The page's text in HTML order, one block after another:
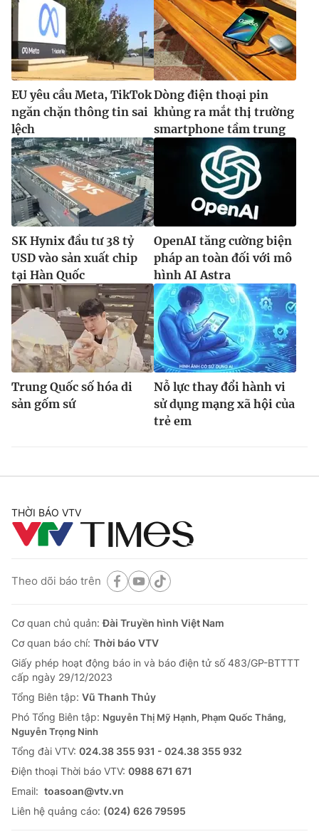
EU yêu cầu Meta, TikTok
ngăn chặn thông tin sai
lệch
Dòng điện thoại pin
khủng ra mắt thị trường
smartphone tầm trung
SK Hynix đầu tư 38 tỷ
USD vào sản xuất chip
tại Hàn Quốc
OpenAI tăng cường biện
pháp an toàn đối với mô
hình AI Astra
Trung Quốc số hóa di
sản gốm sứ
Nỗ lực thay đổi hành vi
sử dụng mạng xã hội của
trẻ em
THỜI BÁO VTV
Theo dõi báo trên
Cơ quan chủ quản:Đài Truyền hình Việt Nam
Cơ quan báo chí: Thời báo VTV
Giấy phép hoạt động báo in và báo điện tử số 483/GP-BTTTT
cấp ngày 29/12/2023
Tổng Biên tập: Vũ Thanh Thủy
Phó Tổng Biên tập: Nguyễn Thị Mỹ Hạnh, Phạm Quốc Thắng,
Nguyễn Trọng Ninh
Tổng đài VTV: 024.38 355 931 - 024.38 355 932
Ðiện thoại Thời báo VTV: 0988 671 671
Email: toasoan@vtv.vn
Liên hệ quảng cáo: (024) 626 79595